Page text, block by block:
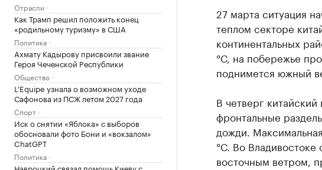
Отрасли
Как Трамп решил положить конец
«родильному туризму» в США
Политика
Ахмату Кадырову присвоили звание
Героя Чеченской Республики
Общество
L'Equipe узнала о возможном уходе
Сафонова из ПСЖ летом 2027 года
Спорт
Иск о снятии «Яблока» с выборов
обосновали фото Бони и «вокзалом»
ChatGPT
Политика
Навроцкий связал помощь Киеву с
27 марта ситуация
теплом секторе
континентальных
°С, на побережье
поднимется южный
В четверг
фронтальные
дожди.
°С. Во
восточным ветром,